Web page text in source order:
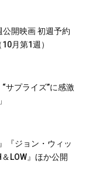
開映画 初週予約
月第1週）
“サプライズ”に感激
『ジョン・ウィッ
LOW』ほか公開